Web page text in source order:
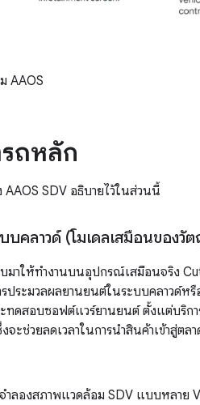
AAOS
รถหลัก
AAOS SDV อธิบายไว้ในส่วนนี้
คลาวด์ (โมเดลเสมือนของวั
มาให้ทำงานบนอุปกรณ์เสมือนจริง
ประมวลผลยานยนต์ในระบบคลาวด์ห
สอบซอฟต์แวร์ยานยนต์ ตั้งแต่บริกา
จะช่วยลดเวลาในการนำสินค้าเข้าสู่ตลา
จำลองสภาพแวดล้อม SDV แบบหลาย